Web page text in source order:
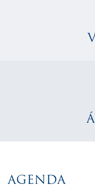
AGENDA